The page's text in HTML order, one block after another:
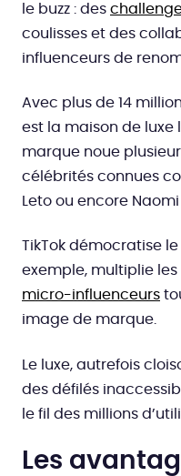
le buzz : des
coulisses et des
influenceurs de
Avec plus de 14
est la maison de luxe
marque noue
célébrités connues
Leto ou encore
TikTok démocratise le
exemple, multiplie
micro-influenceurs
image de marque.
Le luxe, autrefois
des défilés
le fil des millions
Les